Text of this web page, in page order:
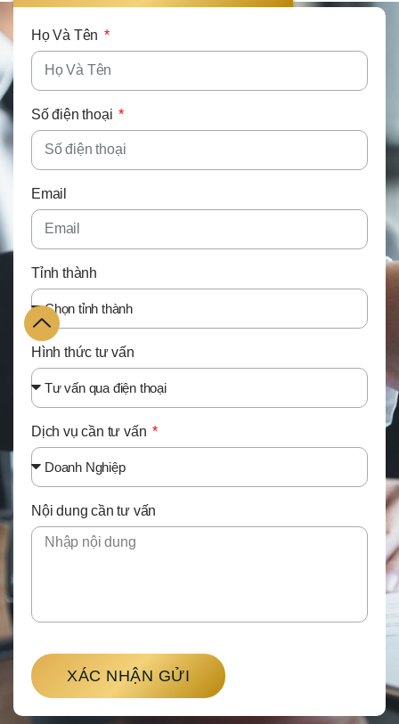
Họ Và Tên
Số điện thoại
Email
Tỉnh thành
Hình thức tư vấn
Dịch vụ cần tư vấn
Nội dung cần tư vấn
XÁC NHẬN GỬI